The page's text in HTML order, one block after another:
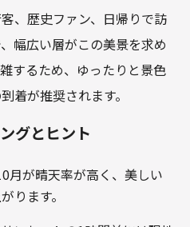
、歴史ファン、日帰りで訪
幅広い層がこの美景を求め
するため、ゆったりと景色
着が推奨されます。
グとヒント
月が晴天率が高く、美しい
ります。